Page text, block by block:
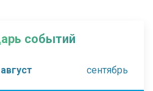
событий
август сентябрь